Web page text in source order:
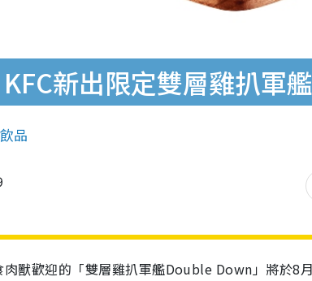
新出限定雙層雞扒軍艦
品
獸歡迎的「雙層雞扒軍艦Double Down」將於8